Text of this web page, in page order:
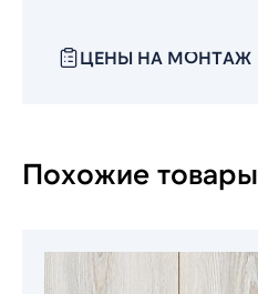
ЦЕНЫ НА МОНТАЖ
Похожие товары